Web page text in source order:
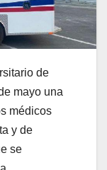
de
mayo una
médicos
y de
se